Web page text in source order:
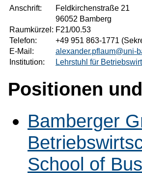
Anschrift:
Feldkirchenstraße 21
96052 Bamberg
Raumkürzel: F21/00.53
Telefon:
+49 951 863-1771
E-Mail:
alexander.pflaum@uni-
Institution:
Lehrstuhl für
Positionen
Bamberger
School of